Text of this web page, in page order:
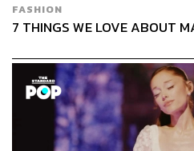
FASHION
7 THINGS WE LOVE ABOUT